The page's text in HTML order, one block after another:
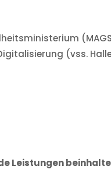
(vss.
Leistungen